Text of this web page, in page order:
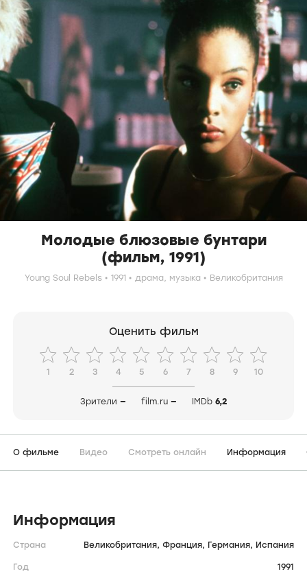
Молодые блюзовые бунтари
(фильм, 1991)
Young Soul Rebels 1991 драма, музыка Великобритания
Оценить фильм
1 2 3 4 5 6 7 8 9 10
Зрители — film.ru — IMDb 6,2
О фильме Видео Смотреть онлайн Информация
Информация
Страна Великобритания, Франция, Германия, Испания
Год 1991